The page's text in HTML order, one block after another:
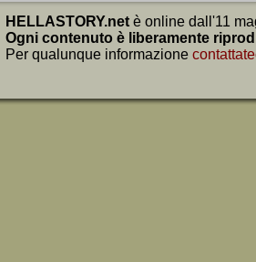
HELLASTORY.net è online dall'11
Ogni contenuto è liberamente
Per qualunque informazione